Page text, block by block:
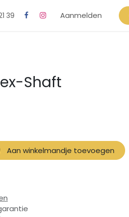
39 Aanmelden
Shaft
Aan winkelmandje toevoegen